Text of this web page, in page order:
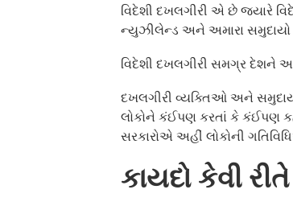
વિદેશી દખલગીરી એ છે જ્યારે
ન્યુઝીલેન્ડ અને અમારા સમુદાયો
વિદેશી દખલગીરી સમગ્ર દેશને
દખલગીરી વ્યક્તિઓ અને
લોકોને કંઈપણ કરતાં કે કંઈપણ
સરકારોએ અહીં લોકોની
કાયદો કેવી